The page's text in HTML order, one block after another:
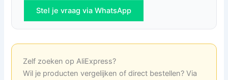
Stel je vraag via WhatsApp
Zelf zoeken op AliExpress?
Wil je producten vergelijken of direct bestellen? Via